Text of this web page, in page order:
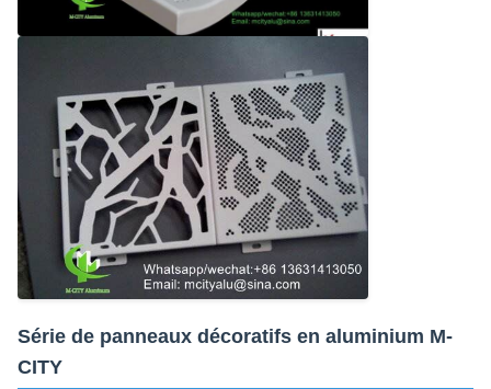
Série de panneaux décoratifs en aluminium M-
CITY